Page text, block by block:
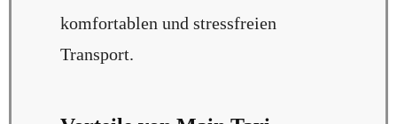
komfortablen und stressfreien
Transport.